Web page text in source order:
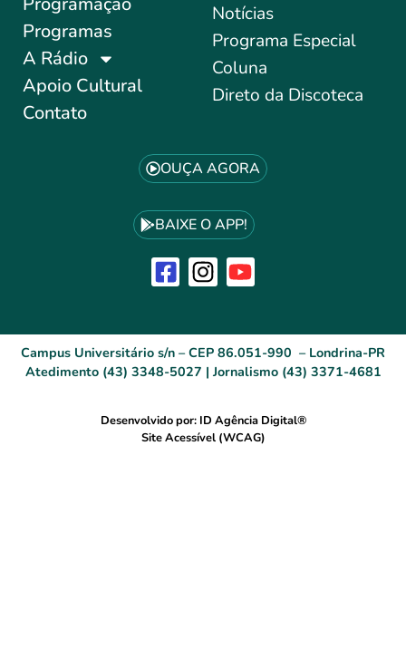
Programas
A Rádio
Apoio Cultural
Contato
Notícias
Programa Especial
Coluna
Direto da Discoteca
OUÇA AGORA
BAIXE O APP!
Campus Universitário s/n – CEP 86.051-990 – Londrina-PR
Atedimento (43) 3348-5027 | Jornalismo (43) 3371-4681
Desenvolvido por: ID Agência Digital®
Site Acessível (WCAG)